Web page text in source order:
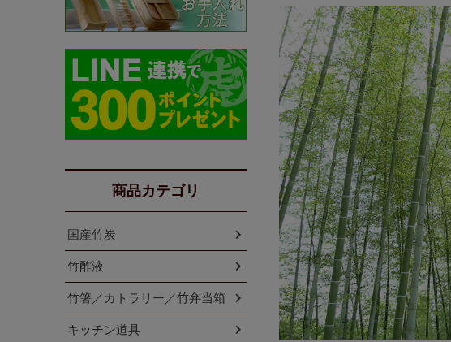
商品カテゴリ
国産竹炭
竹酢液
竹箸／カトラリー／竹弁当箱
キッチン道具